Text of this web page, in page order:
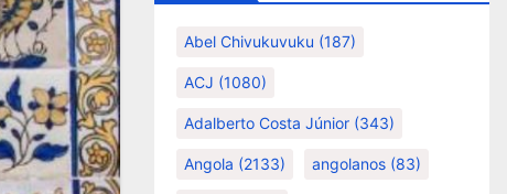
Abel Chivukuvuku (187)
ACJ (1080)
Adalberto Costa Júnior (343)
Angola (2133) angolanos (83)